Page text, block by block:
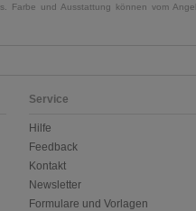
und Ausstattung können vom
Service
Hilfe
Feedback
Kontakt
Newsletter
Formulare und Vorlagen